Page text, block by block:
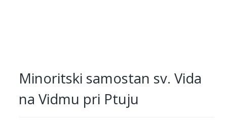
Minoritski samostan sv. Vida
na Vidmu pri Ptuju